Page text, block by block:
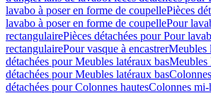
lavabo à poser en forme de coupellePièces
lavabo à poser en forme de coupellePour
rectangulairePièces détachées pour Pour
rectangulairePour vasque à encastrerMeubles
détachées pour Meubles latéraux basMeubles
détachées pour Meubles latéraux bas
détachées pour Colonnes hautesColonnes mi-